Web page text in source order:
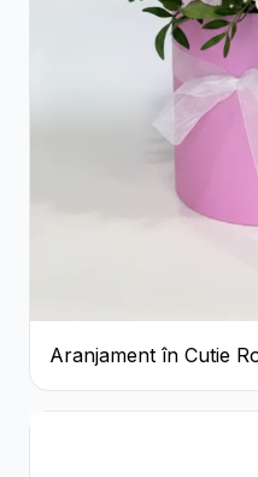
Aranjament în Cutie
Crizanteme Albe și Lila